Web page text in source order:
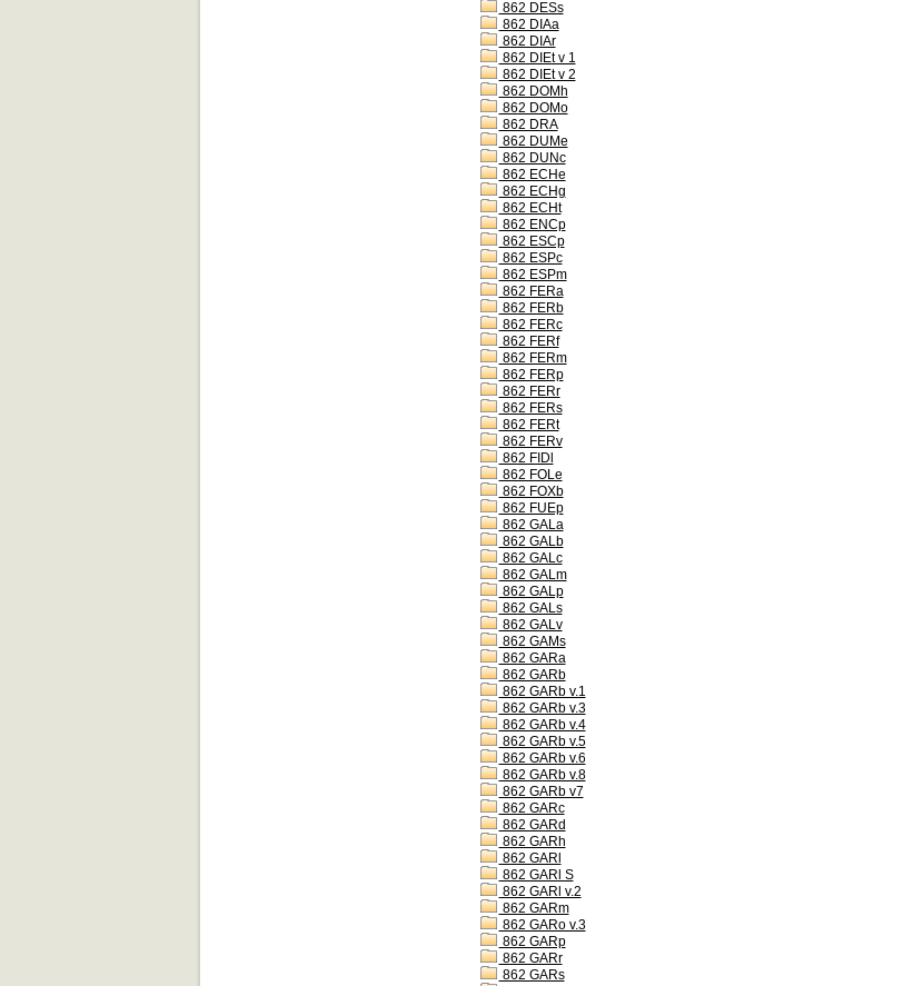
862 DESs
862 DIAa
862 DIAr
862 DIEt v 1
862 DIEt v 2
862 DOMh
862 DOMo
862 DRA
862 DUMe
862 DUNc
862 ECHe
862 ECHg
862 ECHt
862 ENCp
862 ESCp
862 ESPc
862 ESPm
862 FERa
862 FERb
862 FERc
862 FERf
862 FERm
862 FERp
862 FERr
862 FERs
862 FERt
862 FERv
862 FIDl
862 FOLe
862 FOXb
862 FUEp
862 GALa
862 GALb
862 GALc
862 GALm
862 GALp
862 GALs
862 GALv
862 GAMs
862 GARa
862 GARb
862 GARb v.1
862 GARb v.3
862 GARb v.4
862 GARb v.5
862 GARb v.6
862 GARb v.8
862 GARb v7
862 GARc
862 GARd
862 GARh
862 GARl
862 GARl S
862 GARl v.2
862 GARm
862 GARo v.3
862 GARp
862 GARr
862 GARs